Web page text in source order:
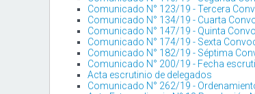
Comunicado N° 123/19 - Tercera
Comunicado N° 134/19 - Cuarta
Comunicado N° 147/19 - Quinta
Comunicado N° 174/19 - Sexta
Comunicado N° 182/19 - Séptima
Comunicado N° 200/19 - Fecha
Acta escrutinio de delegados
Comunicado N° 262/19 -